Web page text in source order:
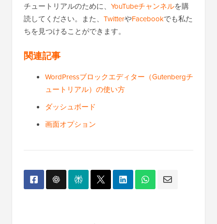
チュートリアルのために、 YouTubeチャンネルを購
読してください。また、 TwitterやFacebookでも私た
ちを見つけることができます。
関連記事
WordPressブロックエディター（Gutenbergチ
ュートリアル）の使い方
ダッシュボード
画面オプション